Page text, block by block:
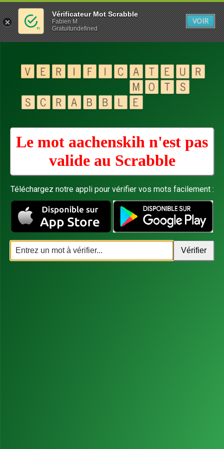
Le mot aachenskih n'est pas
valide au Scrabble
Téléchargez notre appli pour vérifier vos mots facilement :
Vérificateur Mot Scrabble
Fabien M
Gratuitundefined
VOIR